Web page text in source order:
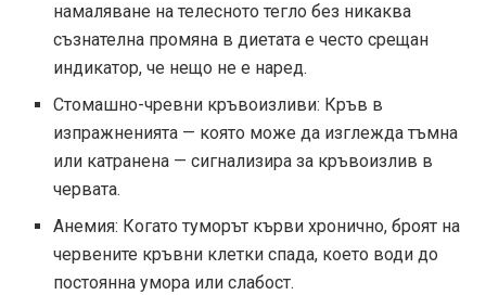
намаляване на телесното тегло без никаква
съзнателна промяна в диетата е често срещан
индикатор, че нещо не е наред.
Стомашно-чревни кръвоизливи: Кръв в
изпражненията — която може да изглежда тъмна
или катранена — сигнализира за кръвоизлив в
червата.
Анемия: Когато туморът кърви хронично, броят на
червените кръвни клетки спада, което води до
постоянна умора или слабост.